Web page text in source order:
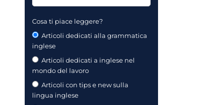
Cosa ti piace leggere?
Articoli dedicati alla grammatica
inglese
Articoli dedicati a inglese nel
mondo del lavoro
Articoli con tips e new sulla
lingua inglese